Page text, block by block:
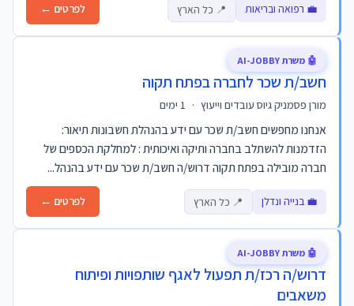
💼 רפואה ובריאות 📍 כל הארץ לפרטים ←
חשב/ת שכר לחברה בפתח תקוה
מורן פסמניק גיוס עובדים וייעוץ ·
אנחנו מחפשים חשב/ת שכר עם ידע בהנהלת חשבונות תיאור:
הזדמנות להשתלב בחברה ותיקה ואיכותית : למחלקת הכספים של
חברה מובילה בפתח תקוה דרוש/ה חשב/ת שכר עם ידע בהנהל...
💼 בנייה ונדלן 📍 כל הארץ לפרטים ←
🤖 משרת AI-JOBBY
דרוש/ה רכז/ת תפעול לאגף שותפויות ופיתוח
משאבים
🤖 משרת AI-JOBBY